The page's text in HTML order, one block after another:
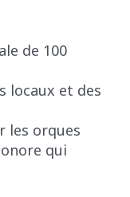
de 100
locaux et des
les orques
qui